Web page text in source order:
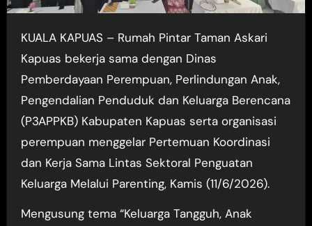
KUALA KAPUAS – Rumah Pintar Taman Askari
Kapuas bekerja sama dengan Dinas
Pemberdayaan Perempuan, Perlindungan Anak,
Pengendalian Penduduk dan Keluarga Berencana
(P3APPKB) Kabupaten Kapuas serta organisasi
perempuan menggelar Pertemuan Koordinasi
dan Kerja Sama Lintas Sektoral Penguatan
Keluarga Melalui Parenting, Kamis (11/6/2026).
Mengusung tema “Keluarga Tangguh, Anak